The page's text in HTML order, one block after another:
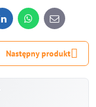
LinkedInWhatsApp
E-
mail
Następny produkt